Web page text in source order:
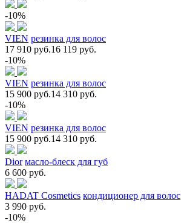
-10%
VIEN резинка для волос
17 910 руб.16 119 руб.
-10%
VIEN резинка для волос
15 900 руб.14 310 руб.
-10%
VIEN резинка для волос
15 900 руб.14 310 руб.
Dior масло-блеск для губ
6 600 руб.
HADAT Cosmetics кондиционер для волос
3 990 руб.
-10%